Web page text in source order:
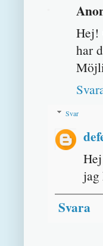
Hej!
har
Svar
jag
Svara